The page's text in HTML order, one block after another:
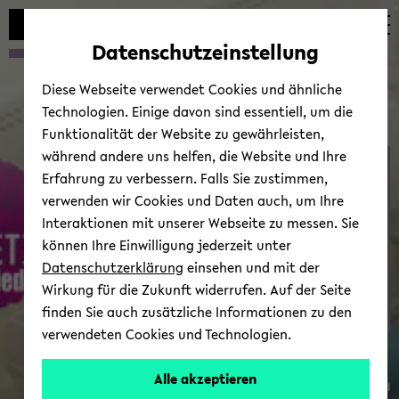
avoid
content
zum
wechseln
zum
wechseln
zum
wechseln
Con­sor­tium Mem­bers
© Uni­ver­sität Biele­feld
Datenschutzeinstellung
Diese Webseite verwendet Cookies und ähnliche
Technologien. Einige davon sind essentiell, um die
Funktionalität der Website zu gewährleisten,
während andere uns helfen, die Website und Ihre
Erfahrung zu verbessern. Falls Sie zustimmen,
verwenden wir Cookies und Daten auch, um Ihre
Interaktionen mit unserer Webseite zu messen. Sie
können Ihre Einwilligung jederzeit unter
Datenschutzerklärung einsehen und mit der
Wirkung für die Zukunft widerrufen. Auf der Seite
finden Sie auch zusätzliche Informationen zu den
verwendeten Cookies und Technologien.
Alle akzeptieren